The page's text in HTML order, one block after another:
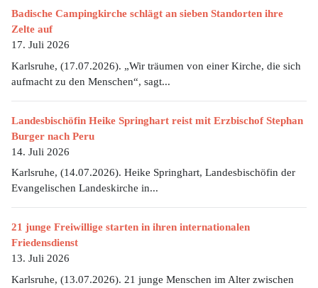
Badische Campingkirche schlägt an sieben Standorten ihre
Zelte auf
17. Juli 2026
Karlsruhe, (17.07.2026). „Wir träumen von einer Kirche, die sich
aufmacht zu den Menschen“, sagt...
Landesbischöfin Heike Springhart reist mit Erzbischof Stephan
Burger nach Peru
14. Juli 2026
Karlsruhe, (14.07.2026). Heike Springhart, Landesbischöfin der
Evangelischen Landeskirche in...
21 junge Freiwillige starten in ihren internationalen
Friedensdienst
13. Juli 2026
Karlsruhe, (13.07.2026). 21 junge Menschen im Alter zwischen